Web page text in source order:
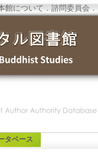
館について ．諮問委員会 ．
タベース